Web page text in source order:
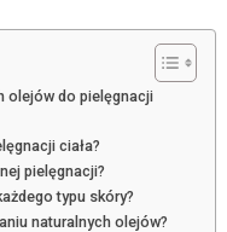
olejów do pielęgnacji
ciała?
pielęgnacji?
typu skóry?
naturalnych olejów?